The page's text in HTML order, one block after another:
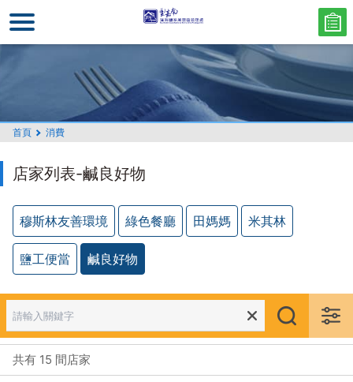
到
主
要
區
塊
首頁 消費
店家列表-鹹良好物
穆斯林友善環境 綠色餐廳 田媽媽 米其林
鹽工便當 鹹良好物
共有 15 間店家